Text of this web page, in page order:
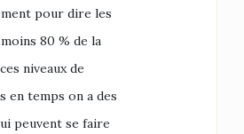
pour dire les
80 % de la
niveaux de
en temps on a des
peuvent se faire